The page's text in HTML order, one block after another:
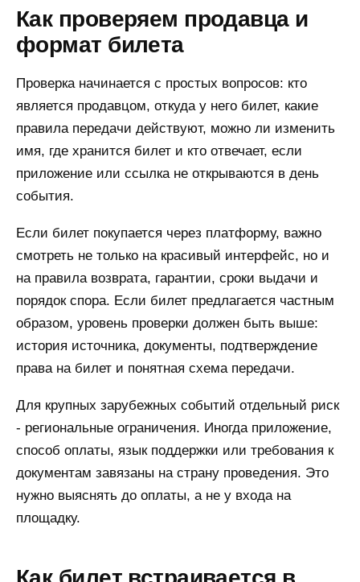
Как проверяем продавца и
формат билета
Проверка начинается с простых вопросов: кто
является продавцом, откуда у него билет, какие
правила передачи действуют, можно ли изменить
имя, где хранится билет и кто отвечает, если
приложение или ссылка не открываются в день
события.
Если билет покупается через платформу, важно
смотреть не только на красивый интерфейс, но и
на правила возврата, гарантии, сроки выдачи и
порядок спора. Если билет предлагается частным
образом, уровень проверки должен быть выше:
история источника, документы, подтверждение
права на билет и понятная схема передачи.
Для крупных зарубежных событий отдельный риск
- региональные ограничения. Иногда приложение,
способ оплаты, язык поддержки или требования к
документам завязаны на страну проведения. Это
нужно выяснять до оплаты, а не у входа на
площадку.